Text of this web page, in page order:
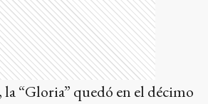
“Gloria” quedó en el décimo